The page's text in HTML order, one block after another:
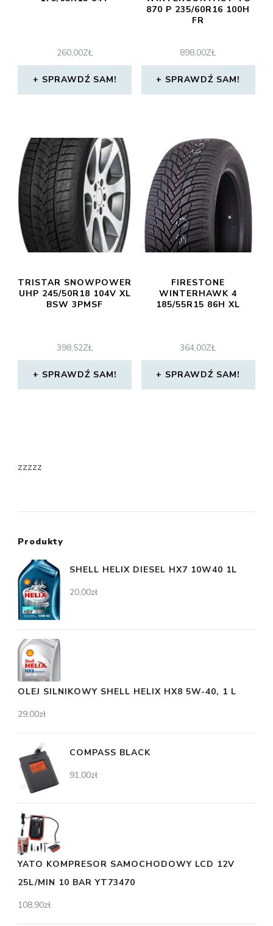
260,00ZŁ
SPRAWDŹ SAM!
870 P 235/60R16 100H
FR
898,00ZŁ
SPRAWDŹ SAM!
TRISTAR SNOWPOWER
UHP 245/50R18 104V XL
BSW 3PMSF
398,52ZŁ
SPRAWDŹ SAM!
FIRESTONE
WINTERHAWK 4
185/55R15 86H XL
364,00ZŁ
SPRAWDŹ SAM!
zzzzz
Produkty
SHELL HELIX DIESEL HX7 10W40 1L
20,00zł
OLEJ SILNIKOWY SHELL HELIX HX8 5W-40, 1 L
29,00zł
COMPASS BLACK
91,00zł
YATO KOMPRESOR SAMOCHODOWY LCD 12V
25L/MIN 10 BAR YT73470
108,90zł